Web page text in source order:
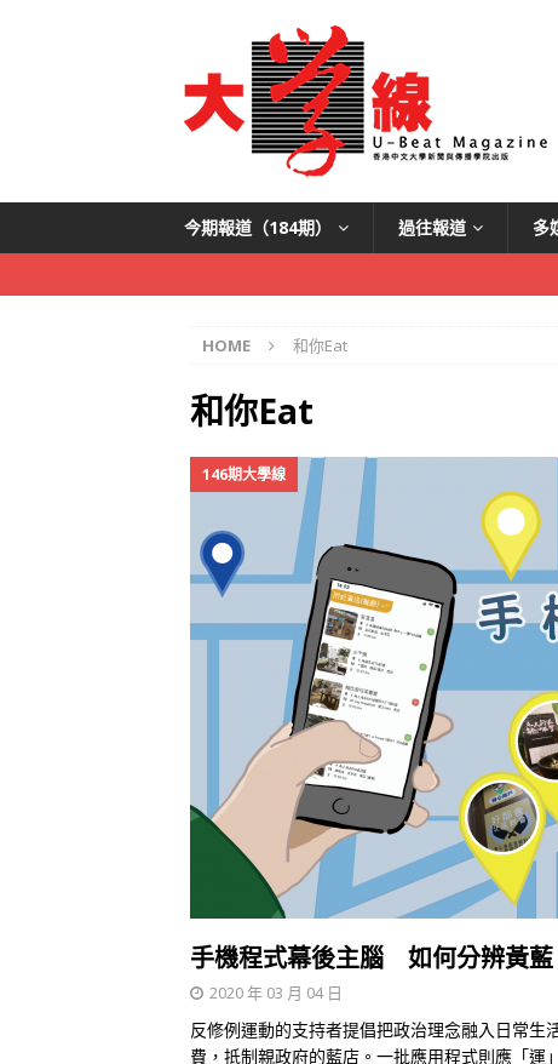
今期報道（184期） 過往報道 多
HOME 和你Eat
和你Eat
146期大學線
手機程式幕後主腦 如何分辨黃藍
2020 年 03 月 04 日
反修例運動的支持者提倡把政治理念融入日常
費，抵制親政府的藍店。一批應用程式則應「